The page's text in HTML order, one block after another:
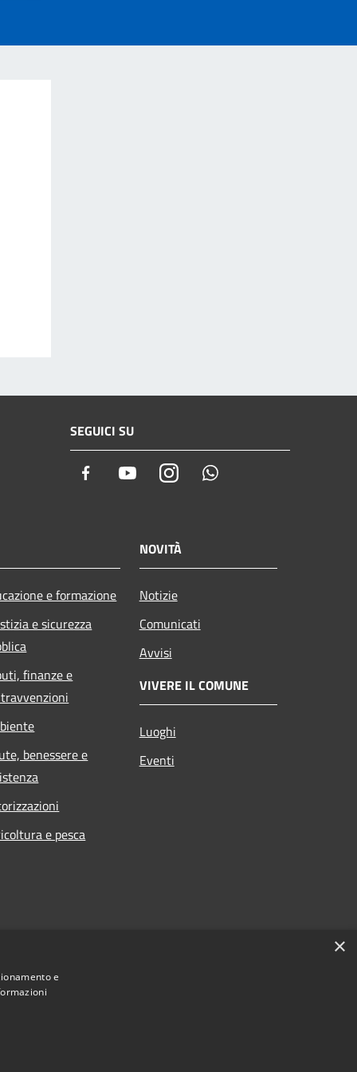
SEGUICI SU
Facebook YoutubeInstagram
e formazione
e sicurezza
finanze e
benessere e
e pesca
NOVITÀ
Notizie
Comunicati
Avvisi
VIVERE IL COMUNE
Luoghi
Eventi
×
e